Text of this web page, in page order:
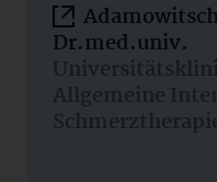
Dr.med.univ.
Allgemeine